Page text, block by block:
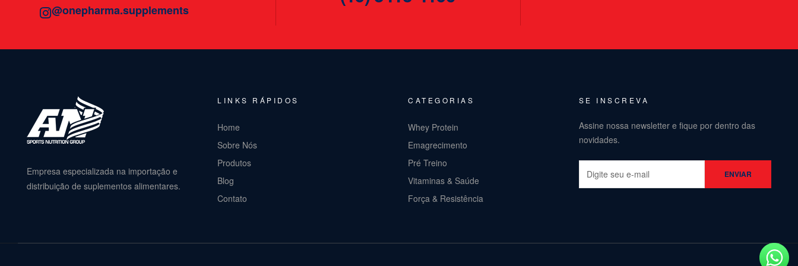
@onepharma.supplements
Empresa especializada na importação e
distribuição de suplementos alimentares.
LINKS RÁPIDOS
Home
Sobre Nós
Produtos
Blog
Contato
CATEGORIAS
Whey Protein
Emagrecimento
Pré Treino
Vitaminas & Saúde
Força & Resistência
SE INSCREVA
Assine nossa newsletter e fique por dentro das
novidades.